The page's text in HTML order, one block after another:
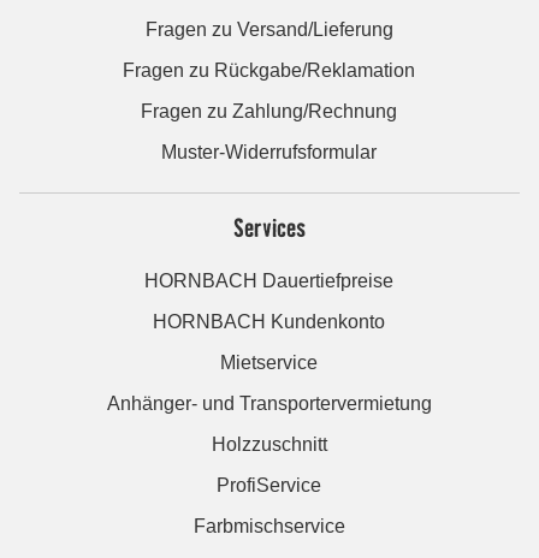
Fragen zu Versand/Lieferung
Fragen zu Rückgabe/Reklamation
Fragen zu Zahlung/Rechnung
Muster-Widerrufsformular
Services
HORNBACH Dauertiefpreise
HORNBACH Kundenkonto
Mietservice
Anhänger- und Transportervermietung
Holzzuschnitt
ProfiService
Farbmischservice